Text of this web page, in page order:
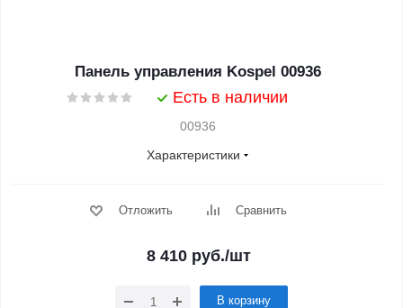
Панель управления Kospel 00936
Есть в наличии
00936
Характеристики
Отложить Сравнить
8 410руб./шт
В корзину